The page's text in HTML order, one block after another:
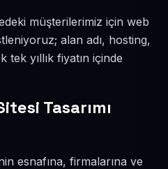
müşterilerimiz için web
alan adı, hosting,
tek yıllık fiyatın içinde
Tasarımı
esnafına, firmalarına ve